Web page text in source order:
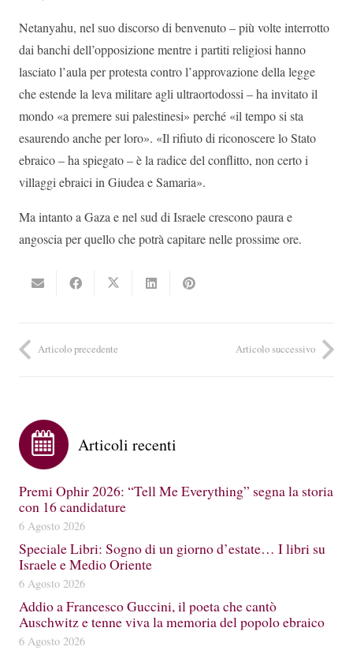
Netanyahu, nel suo discorso di benvenuto – più volte interrotto
dai banchi dell’opposizione mentre i partiti religiosi hanno
lasciato l’aula per protesta contro l’approvazione della legge
che estende la leva militare agli ultraortodossi – ha invitato il
mondo «a premere sui palestinesi» perché «il tempo si sta
esaurendo anche per loro». «Il rifiuto di riconoscere lo Stato
ebraico – ha spiegato – è la radice del conflitto, non certo i
villaggi ebraici in Giudea e Samaria».
Ma intanto a Gaza e nel sud di Israele crescono paura e
angoscia per quello che potrà capitare nelle prossime ore.
Articolo precedente Articolo successivo
Articoli recenti
Premi Ophir 2026: “Tell Me Everything” segna la storia
con 16 candidature
6 Agosto 2026
Speciale Libri: Sogno di un giorno d’estate… I libri su
Israele e Medio Oriente
6 Agosto 2026
Addio a Francesco Guccini, il poeta che cantò
Auschwitz e tenne viva la memoria del popolo ebraico
6 Agosto 2026